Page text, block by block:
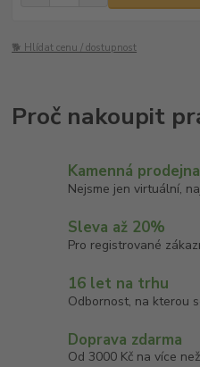
🐕 Hlídat cenu / dostupnost
Kamenná prodejna
Nejsme jen virtuální,
Sleva až 20%
Pro registrované
16 let na trhu
Odbornost, na kterou
Doprava zdarma
Od 3000 Kč na více